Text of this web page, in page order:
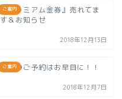
ご案内
『プレミアム金券』売れてま
す＆お知らせ
2018年12月13日
ご案内
年内のご予約はお早目に！！
2018年12月7日